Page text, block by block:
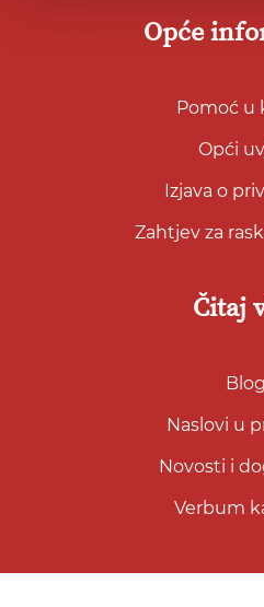
Opće
Pomoć u
Opći
Izjava o
Zahtjev za
Čitaj
Blog
Naslovi u
Novosti i
Verbum